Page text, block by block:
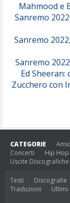
Mahmood e
Sanremo
Sanremo
Sanremo
Ed
Zucchero con
CATEGORIE
Concerti
Hip Hop
Uscite Discografiche
Testi Discografie
Traduzioni
Ultimi